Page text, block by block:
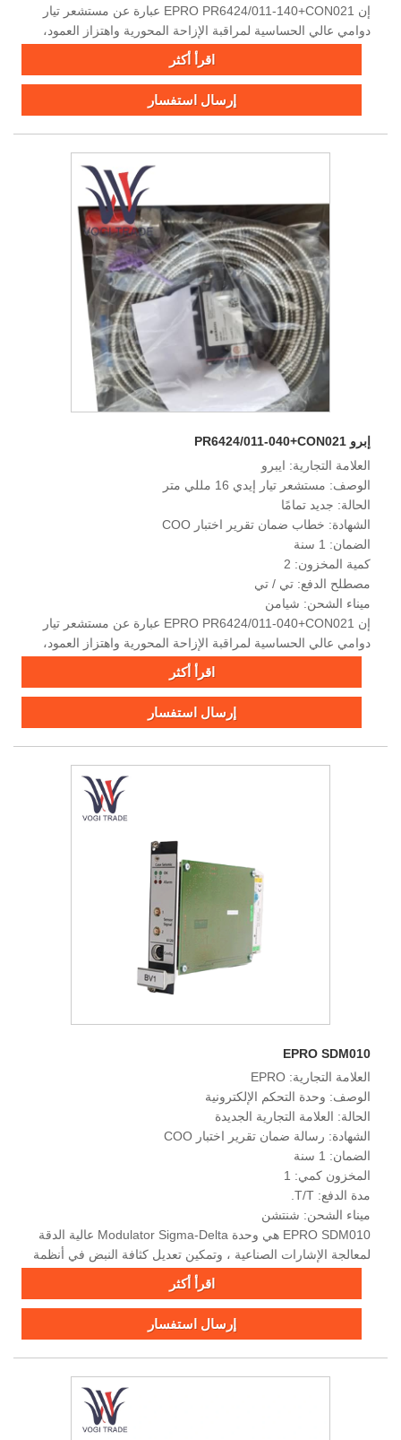
إن EPRO PR6424/011-140+CON021 عبارة عن مستشعر تيار
دوامي عالي الحساسية لمراقبة الإزاحة المحورية واهتزاز العمود،
اقرأ أكثر
إرسال استفسار
إبرو PR6424/011-040+CON021
العلامة التجارية: ايبرو
الوصف: مستشعر تيار إيدي 16 مللي متر
الحالة: جديد تمامًا
الشهادة: خطاب ضمان تقرير اختبار COO
الضمان: 1 سنة
كمية المخزون: 2
مصطلح الدفع: تي / تي
ميناء الشحن: شيامن
إن EPRO PR6424/011-040+CON021 عبارة عن مستشعر تيار
دوامي عالي الحساسية لمراقبة الإزاحة المحورية واهتزاز العمود،
اقرأ أكثر
إرسال استفسار
EPRO SDM010
العلامة التجارية: EPRO
الوصف: وحدة التحكم الإلكترونية
الحالة: العلامة التجارية الجديدة
الشهادة: رسالة ضمان تقرير اختبار COO
الضمان: 1 سنة
المخزون كمي: 1
مدة الدفع: T/T.
ميناء الشحن: شنتشن
EPRO SDM010 هي وحدة Modulator Sigma-Delta عالية الدقة
لمعالجة الإشارات الصناعية ، وتمكين تعديل كثافة النبض في أنظمة
الطاقة وتطبيقات التحكم في المحرك.
اقرأ أكثر
إرسال استفسار